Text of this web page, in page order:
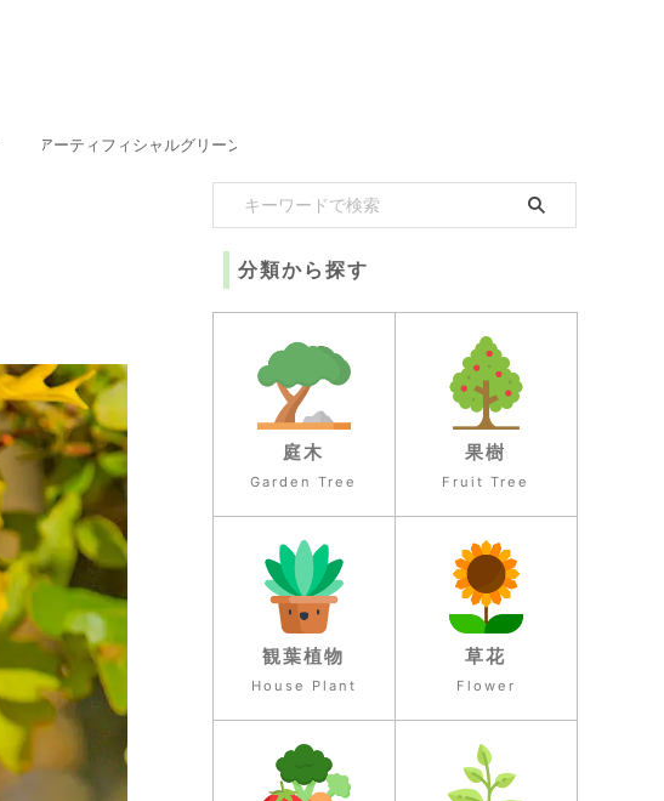
アーティフィシャルグリーン
分類から探す
庭木
Garden Tree
果樹
Fruit Tree
観葉植物
House Plant
草花
Flower